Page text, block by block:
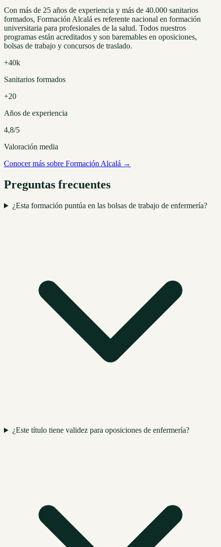
Con más de 25 años de experiencia y más de 40.000 sanitarios
formados, Formación Alcalá es referente nacional en formación
universitaria para profesionales de la salud. Todos nuestros
programas están acreditados y son baremables en oposiciones,
bolsas de trabajo y concursos de traslado.
+40k
Sanitarios formados
+20
Años de experiencia
4,8/5
Valoración media
Conocer más sobre Formación Alcalá →
Preguntas frecuentes
¿Esta formación puntúa en las bolsas de trabajo de enfermería?
¿Este título tiene validez para oposiciones de enfermería?